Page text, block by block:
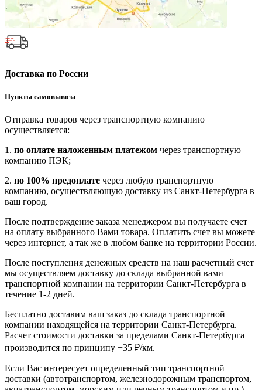
Доставка по России
Пункты самовывоза
Отправка товаров через транспортную компанию
осуществляется:
1. по оплате наложенным платежом через транспортную
компанию ПЭК;
2. по 100% предоплате через любую транспортную
компанию, осуществляющую доставку из Санкт-Петербурга в
ваш город.
После подтверждение заказа менеджером вы получаете счет
на оплату выбранного Вами товара. Оплатить счет вы можете
через интернет, а так же в любом банке на территории России.
После поступления денежных средств на наш расчетный счет
мы осуществляем доставку до склада выбранной вами
транспортной компании на территории Санкт-Петербурга в
течение 1-2 дней.
Бесплатно доставим ваш заказ до склада транспортной
компании находящейся на территории Санкт-Петербурга.
Расчет стоимости доставки за пределами Санкт-Петербурга
производится по принципу +35 ₽/км.
Если Вас интересует определенный тип транспортной
доставки (автотранспортом, железнодорожным транспортом,